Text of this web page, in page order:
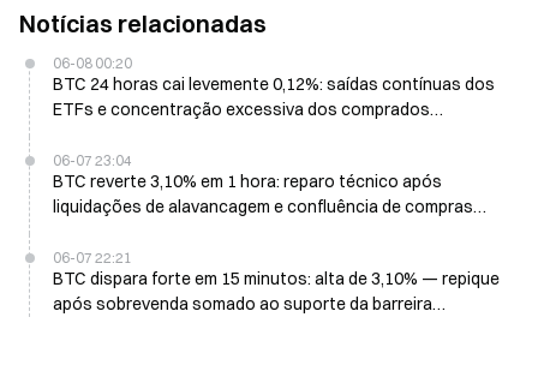
Notícias relacionadas
06-08 00:20
BTC 24 horas cai levemente 0,12%: saídas contínuas dos
ETFs e concentração excessiva dos comprados
06-07 23:04
BTC reverte 3,10% em 1 hora: reparo técnico após
liquidações de alavancagem e confluência de compras
06-07 22:21
BTC dispara forte em 15 minutos: alta de 3,10% — repique
após sobrevenda somado ao suporte da barreira